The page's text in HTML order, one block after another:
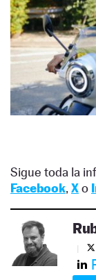
Sigue toda la
Facebook, Xo